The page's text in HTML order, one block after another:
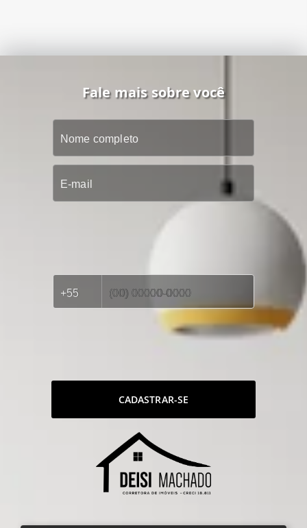
Fale mais sobre você
CADASTRAR-SE